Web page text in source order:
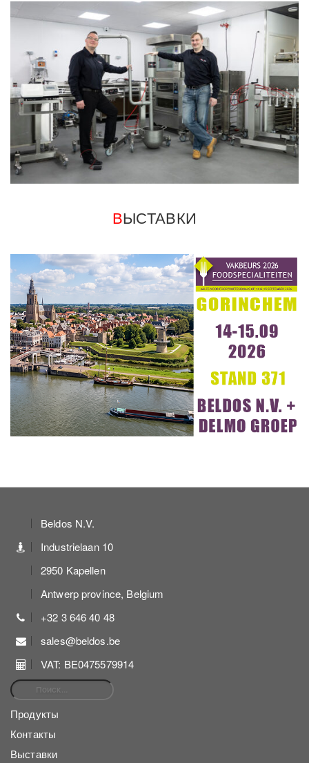
ВЫСТАВКИ
Beldos N.V.
Industrielaan 10
2950 Kapellen
Antwerp province, Belgium
+32 3 646 40 48
sales@beldos.be
VAT: BE0475579914
Найти:
Продукты
Контакты
Выставки